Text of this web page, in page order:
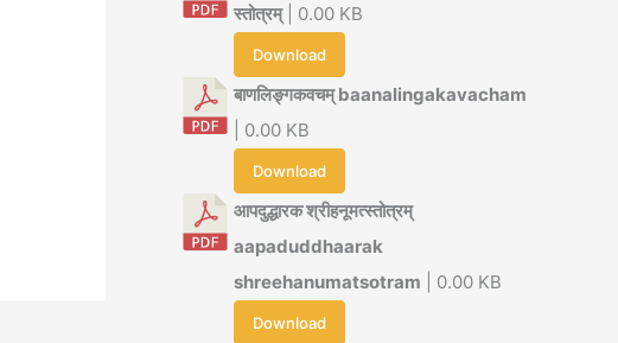
स्तोत्रम्| 0.00 KB
Download
बाणलिङ्गकवचम् baanalingakavacham
| 0.00 KB
Download
आपदुद्धारक श्रीहनूमत्स्तोत्रम्
aapaduddhaarak
shreehanumatsotram | 0.00 KB
Download